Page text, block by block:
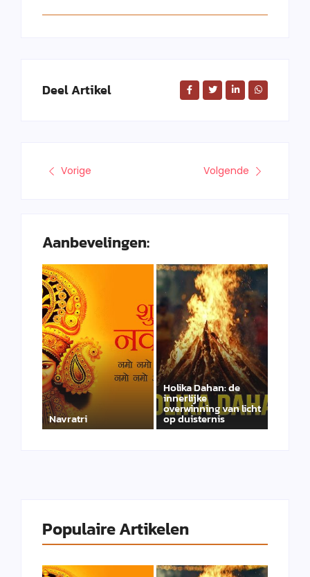
Deel Artikel
Vorige Volgende
Aanbevelingen:
Navratri
Holika Dahan: de
innerlijke
overwinning van licht
op duisternis
Populaire Artikelen